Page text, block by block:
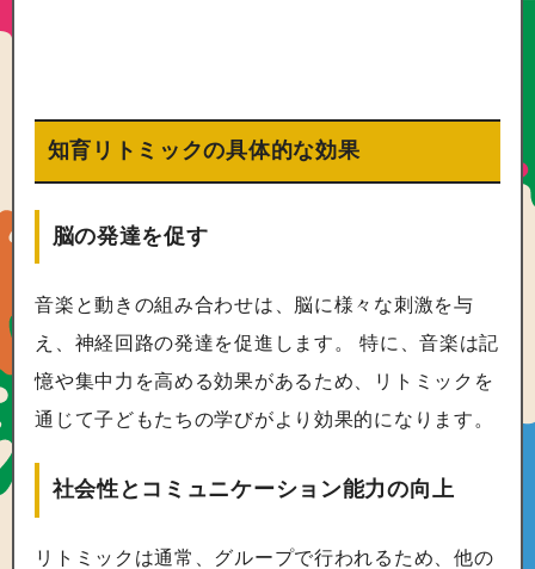
知育リトミックの具体的な効果
脳の発達を促す
音楽と動きの組み合わせは、脳に様々な刺激を与
え、神経回路の発達を促進します。 特に、音楽は記
憶や集中力を高める効果があるため、リトミックを
通じて子どもたちの学びがより効果的になります。
社会性とコミュニケーション能力の向上
リトミックは通常、グループで行われるため、他の